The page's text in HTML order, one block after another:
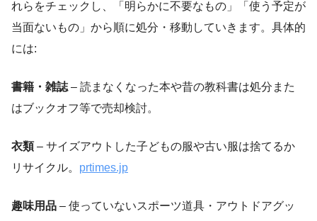
れらをチェックし、「明らかに不要なもの」「使う予定が
当面ないもの」から順に処分・移動していきます。具体的
には:
書籍・雑誌 – 読まなくなった本や昔の教科書は処分また
はブックオフ等で売却検討。
衣類– サイズアウトした子どもの服や古い服は捨てるか
リサイクル。 prtimes.jp
趣味用品 – 使っていないスポーツ道具・アウトドアグッ